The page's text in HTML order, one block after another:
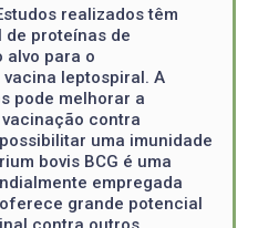
realizados têm
de proteínas de
alvo para o
leptospiral. A
pode melhorar a
contra
uma imunidade
bovis BCG é uma
empregada
grande potencial